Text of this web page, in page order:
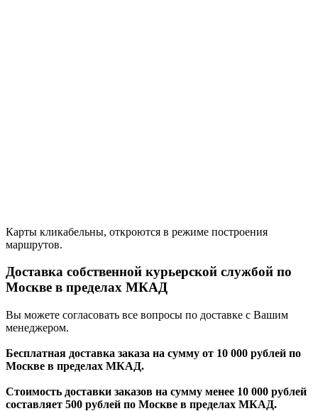
Карты кликабельны, откроются в режиме построения
маршрутов.
Доставка собственной курьерской службой по
Москве в пределах МКАД
Вы можете согласовать все вопросы по доставке с Вашим
менеджером.
Бесплатная доставка заказа на сумму от 10 000 рублей по
Москве в пределах МКАД.
Стоимость доставки заказов на сумму менее 10 000 рублей
составляет 500 рублей по Москве в пределах МКАД.